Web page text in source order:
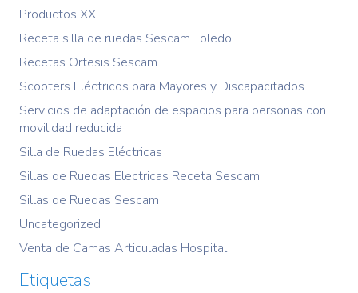
Productos XXL
Receta silla de ruedas Sescam Toledo
Recetas Ortesis Sescam
Scooters Eléctricos para Mayores y Discapacitados
Servicios de adaptación de espacios para personas con
movilidad reducida
Silla de Ruedas Eléctricas
Sillas de Ruedas Electricas Receta Sescam
Sillas de Ruedas Sescam
Uncategorized
Venta de Camas Articuladas Hospital
Etiquetas